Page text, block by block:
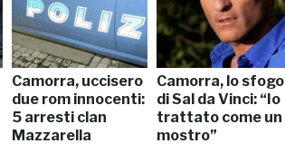
Camorra, uccisero
due rom innocenti:
5 arresti clan
Mazzarella
Camorra, lo sfogo
di Sal da Vinci: “Io
trattato come un
mostro”